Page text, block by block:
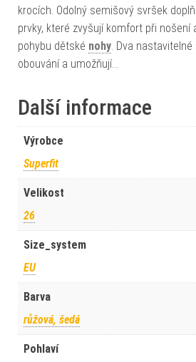
krocích. Odolný semišový svršek
prvky, které zvyšují komfort při nošení
pohybu dětské nohy . Dva
obouvání a umožňují…
Další informace
Výrobce
Superfit
Velikost
26
Size_system
EU
Barva
růžová, šedá
Pohlaví